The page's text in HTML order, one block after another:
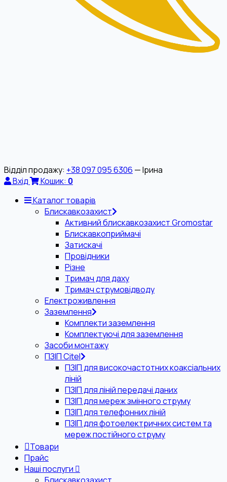
Відділ продажу: +38 097 095 6306 — Ірина
Вхід
Кошик: 0
Каталог товарів
Блискавкозахист
Активний блискавкозахист Gromostar
Блискавкоприймачі
Затискачі
Провідники
Різне
Тримач для даху
Тримач струмовідводу
Електроживлення
Заземлення
Комплекти заземлення
Комплектуючі для заземлення
Засоби монтажу
ПЗІП Citel
ПЗІП для високочастотних коаксіальних
ліній
ПЗІП для ліній передачі даних
ПЗІП для мереж змінного струму
ПЗІП для телефонних ліній
ПЗІП для фотоелектричних систем та
мереж постійного струму
Товари
Прайс
Наші послуги